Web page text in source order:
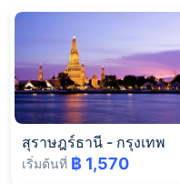
สุราษฎร์ธานี - กรุงเทพ
เริ่มต้นที่ ฿ 1,570